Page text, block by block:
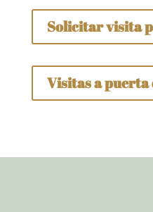
Solicitar visita
Visitas a